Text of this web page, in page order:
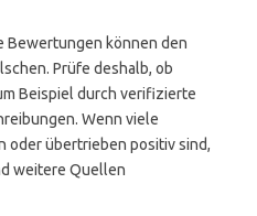
Bewertungen können den
Prüfe deshalb, ob
Beispiel durch verifizierte
Wenn viele
oder übertrieben positiv sind,
weitere Quellen